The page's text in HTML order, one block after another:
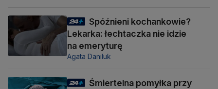
Spóźnieni kochankowie?
Lekarka: łechtaczka nie idzie
na emeryturę
Agata Daniluk
Śmiertelna pomyłka przy